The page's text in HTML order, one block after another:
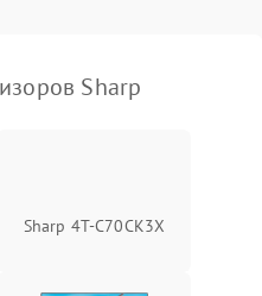
Sharp
Sharp 4T-C70CK3X